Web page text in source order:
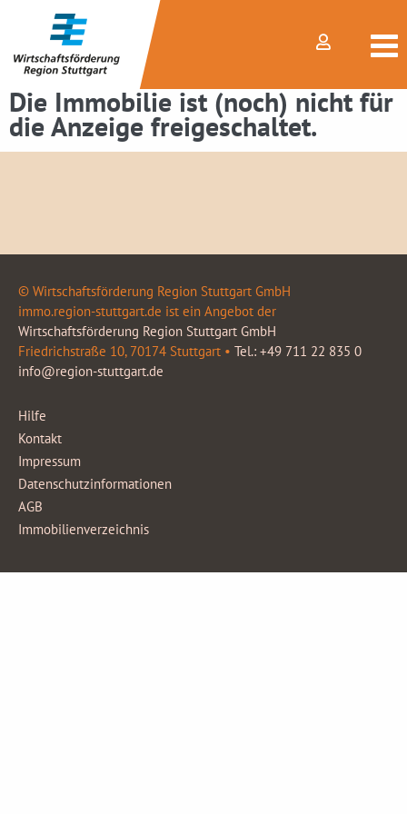
Die Immobilie ist (noch) nicht für
die Anzeige freigeschaltet.
© Wirtschaftsförderung Region Stuttgart GmbH
immo.region-stuttgart.de ist ein Angebot der
Wirtschaftsförderung Region Stuttgart GmbH
Friedrichstraße 10, 70174 Stuttgart • Tel.: +49 711 22 835 0
info@region-stuttgart.de
Hilfe
Kontakt
Impressum
Datenschutzinformationen
AGB
Immobilienverzeichnis